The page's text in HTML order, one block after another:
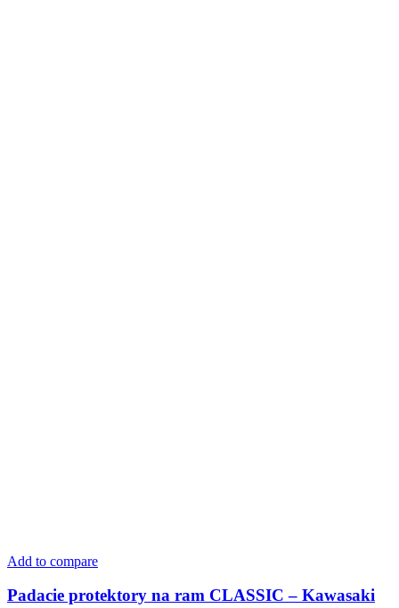
Add to compare
Padacie protektory na ram CLASSIC – Kawasaki